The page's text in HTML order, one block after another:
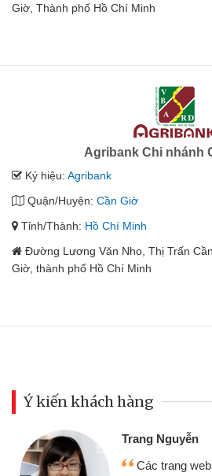
Giờ, Thành phố Hồ Chí Minh
Agribank Chi nhánh
Ký hiệu: Agribank
Quận/Huyện: Cần Giờ
Tỉnh/Thành: Hồ Chí Minh
Đường Lương Văn Nho, Thị Trấn
Giờ, thành phố Hồ Chí Minh
Ý kiến khách hàng
Trang Nguyễn
Các trang